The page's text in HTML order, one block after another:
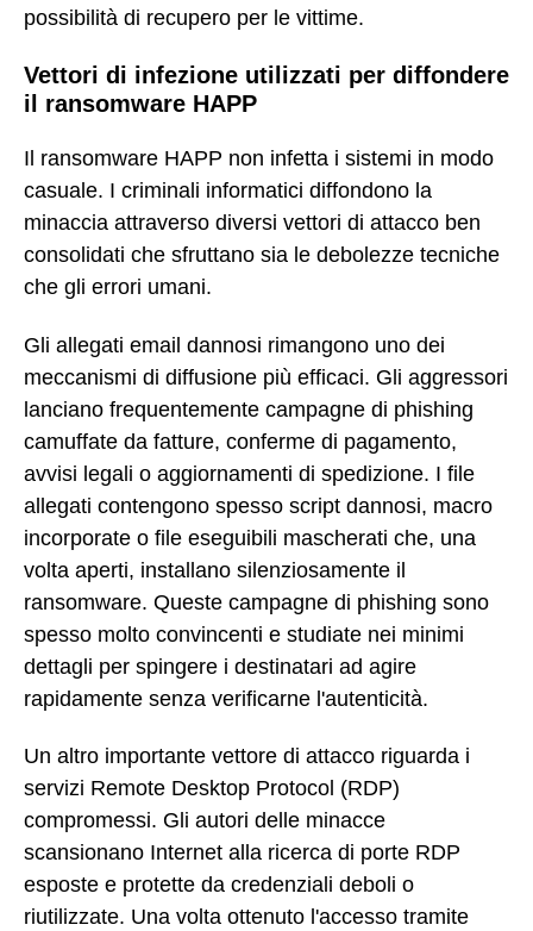
possibilità di recupero per le vittime.
Vettori di infezione utilizzati per diffondere
il ransomware HAPP
Il ransomware HAPP non infetta i sistemi in modo
casuale. I criminali informatici diffondono la
minaccia attraverso diversi vettori di attacco ben
consolidati che sfruttano sia le debolezze tecniche
che gli errori umani.
Gli allegati email dannosi rimangono uno dei
meccanismi di diffusione più efficaci. Gli aggressori
lanciano frequentemente campagne di phishing
camuffate da fatture, conferme di pagamento,
avvisi legali o aggiornamenti di spedizione. I file
allegati contengono spesso script dannosi, macro
incorporate o file eseguibili mascherati che, una
volta aperti, installano silenziosamente il
ransomware. Queste campagne di phishing sono
spesso molto convincenti e studiate nei minimi
dettagli per spingere i destinatari ad agire
rapidamente senza verificarne l'autenticità.
Un altro importante vettore di attacco riguarda i
servizi Remote Desktop Protocol (RDP)
compromessi. Gli autori delle minacce
scansionano Internet alla ricerca di porte RDP
esposte e protette da credenziali deboli o
riutilizzate. Una volta ottenuto l'accesso tramite